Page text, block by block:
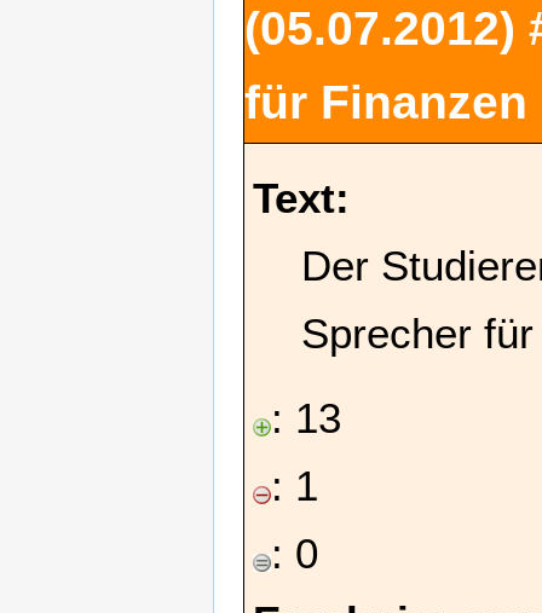
für Finanzen
Text:
Der
Sprecher
: 13
: 1
: 0